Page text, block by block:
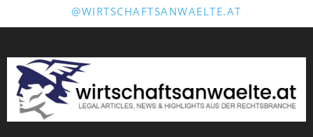
@WIRTSCHAFTSANWAELTE.AT